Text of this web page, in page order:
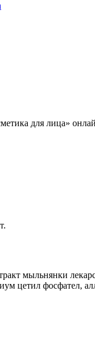
для лица»
мыльнянки
цетил фосфател,